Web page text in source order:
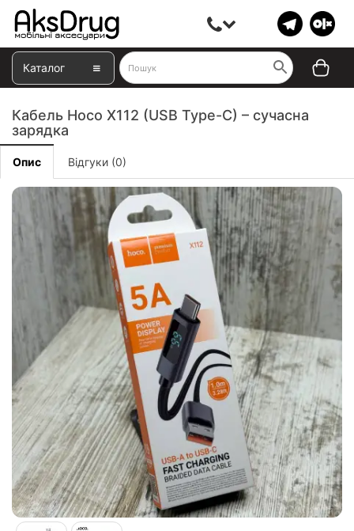
Каталог
Кабель Hoco X112 (USB Type-C) – сучасна
зарядка
Опис Відгуки (0)